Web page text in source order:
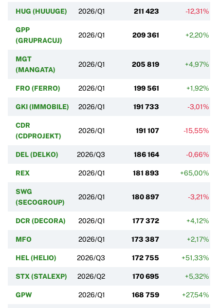
HUG (HUUUGE) 2026/Q1 211 423 -12,31%
GPP
(GRUPRACUJ)
2026/Q1 209 361 +2,20%
MGT
(MANGATA)
2026/Q1 205 819 +4,97%
FRO (FERRO) 2026/Q1 199 561 +1,92%
GKI (IMMOBILE) 2026/Q1 191 733 -3,01%
CDR
(CDPROJEKT)
2026/Q1 191 107 -15,55%
DEL (DELKO) 2026/Q3 186 164 -0,66%
REX 2026/Q1 181 893 +65,00%
SWG
(SECOGROUP)
2026/Q1 180 897 -3,21%
DCR (DECORA) 2026/Q1 177 372 +4,12%
MFO 2026/Q1 173 387 +2,17%
HEL (HELIO) 2026/Q3 172 755 +51,33%
STX (STALEXP) 2026/Q2 170 695 +5,32%
GPW 2026/Q1 168 759 +27,54%